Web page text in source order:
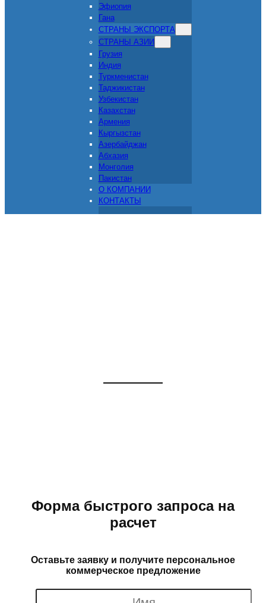
Эфиопия
Гана
СТРАНЫ ЭКСПОРТА
СТРАНЫ АЗИИ
Грузия
Индия
Туркменистан
Таджикистан
Узбекистан
Казахстан
Армения
Кыргызстан
Азербайджан
Абхазия
Монголия
Пакистан
О КОМПАНИИ
КОНТАКТЫ
Форма быстрого запроса на
расчет
Оставьте заявку и получите персональное
коммерческое предложение